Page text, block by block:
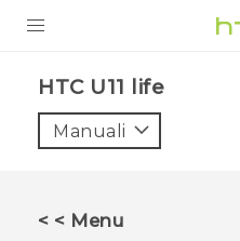
VIVE
HTC U11 life‎
Manuali
< < Menu